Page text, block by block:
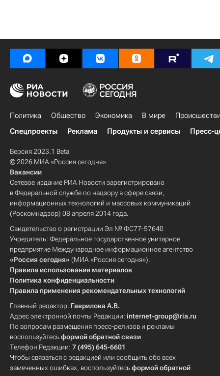
Политика Общество Экономика В мире
Спецпроекты
Реклама Продукты и сервисы Пресс-
Версия 2023.1 Beta
© 2026 МИА «Россия сегодня»
Вакансии
Сетевое издание РИА Новости зарегистрировано
в Федеральной службе по надзору в сфере связи,
информационных технологий и массовых коммуникаций
(Роскомнадзор) 08 апреля 2014 года.
Свидетельство о регистрации Эл № ФС77-57640
Учредитель: Федеральное государственное унитарное
предприятие Международное информационное агентство
«Россия сегодня» (МИА «Россия сегодня»).
Правила использования материалов
Политика конфиденциальности
Правила применения рекомендательных технологий
Главный редактор: Гаврилова А.В.
Адрес электронной почты Редакции: internet-group@ria.ru
По вопросам размещения пресс-релизов и рекламы
воспользуйтесьформой обратной связи
Телефон Редакции: 7 (495) 645-6601
Чтобы связаться с редакцией или сообщить обо всех
замеченных ошибках, воспользуйтесьформой обратной